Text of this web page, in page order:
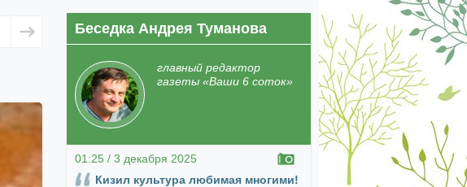
ноябрь декабрь январь февраль март апрель
Беседка Андрея Туманова
главный редактор
газеты «Ваши 6 соток»
01:25 / 3 декабря 2025
Кизил культура любимая многими!